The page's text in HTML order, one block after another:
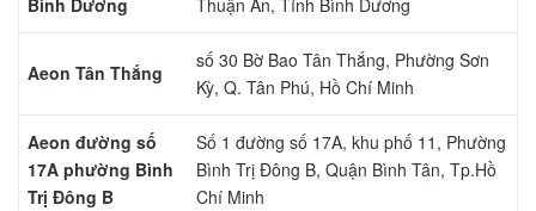
Bình Dương Thuận An, Tỉnh Bình Dương
Aeon Tân Thắng
số 30 Bờ Bao Tân Thắng, Phường Sơn
Kỳ, Q. Tân Phú, Hồ Chí Minh
Aeon đường số
17A phường Bình
Trị Đông B
Số 1 đường số 17A, khu phố 11, Phường
Bình Trị Đông B, Quận Bình Tân, Tp.Hồ
Chí Minh